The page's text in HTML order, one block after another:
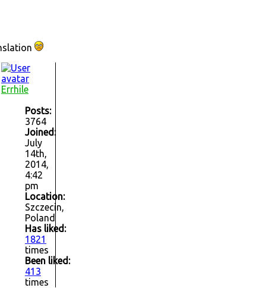
Errhile
Posts:
3764
Joined:
July
14th,
2014,
4:42
pm
Location:
Szczecin,
Poland
Has liked:
1821
times
Been liked:
413
times